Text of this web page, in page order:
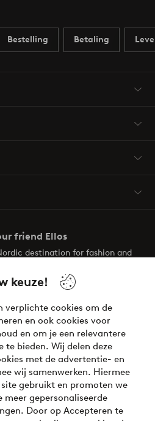
keuze!
verplichte cookies om de
en ook cookies voor
en om je een relevantere
te bieden. Wij delen deze
met de advertentie- en
wij samenwerken. Hiermee
gebruikt en promoten we
gepersonaliseerde
Door op Accepteren te
Bestelling Betaling
friend Ellos
destination for fashion and
next inspiring look is here!
betalen of opsplitsen
over onze betaalopties?